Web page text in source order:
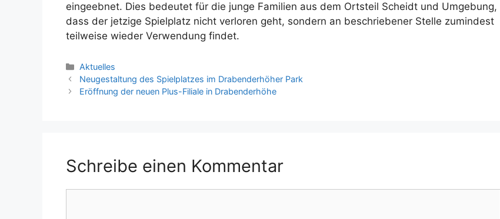
eingeebnet. Dies bedeutet für die junge Familien aus dem Ortsteil Scheidt und Umgebung,
dass der jetzige Spielplatz nicht verloren geht, sondern an beschriebener Stelle zumindest
teilweise wieder Verwendung findet.
Kategorien
Aktuelles
Neugestaltung des Spielplatzes im Drabenderhöher Park
Eröffnung der neuen Plus-Filiale in Drabenderhöhe
Schreibe einen Kommentar